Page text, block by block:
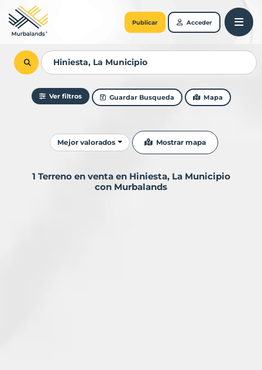
Publicar Acceder
Ver filtros Guardar Busqueda Mapa
Ordenar resultados
Mejor valorados Mostrar mapa
1 Terreno en venta en Hiniesta, La Municipio
con Murbalands